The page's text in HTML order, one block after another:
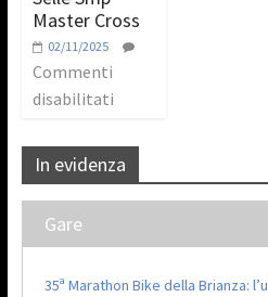
Master Cross
02/11/2025
Commenti
disabilitati
In evidenza
Gare
35ª Marathon Bike della Brianza: